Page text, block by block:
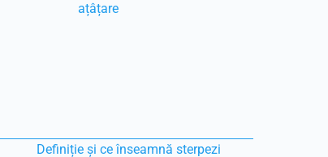
ațâțare
Definiție și ce înseamnă sterpezi